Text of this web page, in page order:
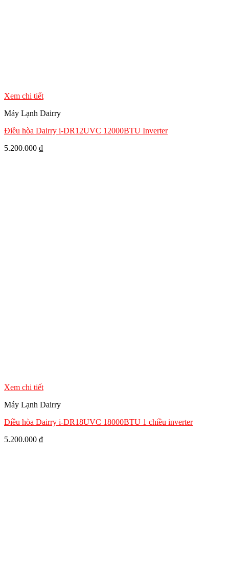
Xem chi tiết
Máy Lạnh Dairry
Điều hòa Dairry i-DR12UVC 12000BTU Inverter
5.200.000 ₫
Xem chi tiết
Máy Lạnh Dairry
Điều hòa Dairry i-DR18UVC 18000BTU 1 chiều inverter
5.200.000 ₫